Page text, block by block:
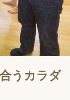
うカラダ